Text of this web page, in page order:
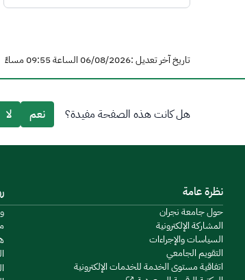
تاريخ آخر تعديل :06/08/2026 الساعة 09:55 مساءً
هل كانت هذه الصفحة مفيدة؟ نعم لا
نظرة عامة
حول جامعة نجران
المشاركة الإلكترونية
السياسات والإجراءات
التقويم الجامعي
اتفاقية مستوى الخدمة للخدمات الإلكترونية